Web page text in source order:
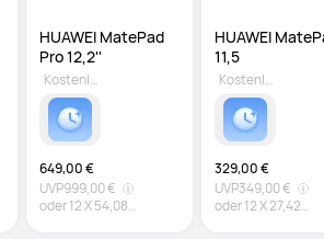
HUAWEI MatePad
649,00 €
UVP999,00 €
oder12X54,08
Kostenlos dazu sichern
HUAWEI
329,00 €
UVP349,00 €
oder12X27,42
Kostenlos dazu sichern